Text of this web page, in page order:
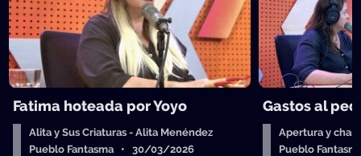
Fatima hoteada por Yoyo
Alita y Sus Criaturas - Alita Menéndez
Pueblo Fantasma • 30/03/2026
Gastos al
Apertura y
Pueblo